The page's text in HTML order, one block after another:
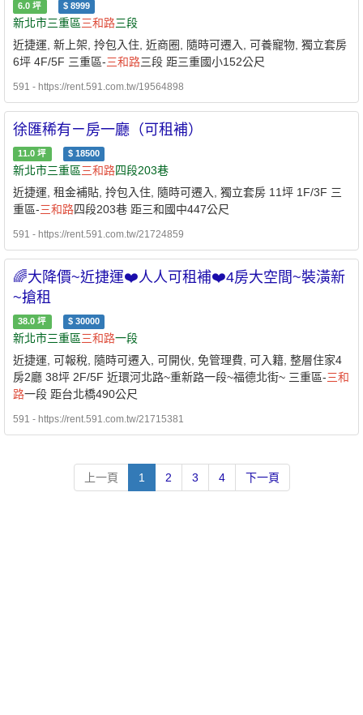
6.0 坪 $ 8999
新北市三重區三和路三段
近捷運, 新上架, 拎包入住, 近商圈, 隨時可遷入, 可養寵物, 獨立套房
6坪 4F/5F 三重區-三和路三段 距三重國小152公尺
591 - https://rent.591.com.tw/19564898
徐匯稀有ㄧ房一廳（可租補）
11.0 坪 $ 18500
新北市三重區三和路四段203巷
近捷運, 租金補貼, 拎包入住, 隨時可遷入, 獨立套房 11坪 1F/3F 三
重區-三和路四段203巷 距三和國中447公尺
591 - https://rent.591.com.tw/21724859
🌈大降價~近捷運❤️人人可租補❤️4房大空間~裝潢新
~搶租
38.0 坪 $ 30000
新北市三重區三和路一段
近捷運, 可報稅, 隨時可遷入, 可開伙, 免管理費, 可入籍, 整層住家4
房2廳 38坪 2F/5F 近環河北路~重新路一段~福德北街~ 三重區-三和
路一段 距台北橋490公尺
591 - https://rent.591.com.tw/21715381
上一頁 1 2 3 4 下一頁